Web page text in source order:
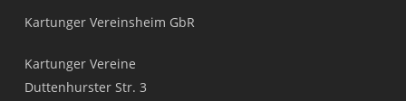
Kartunger Vereinsheim GbR
Kartunger Vereine
Duttenhurster Str. 3